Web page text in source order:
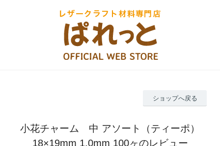
ショップへ戻る
小花チャーム 中 アソート（ティーポ）
18×19mm 1.0mm 100ヶのレビュー